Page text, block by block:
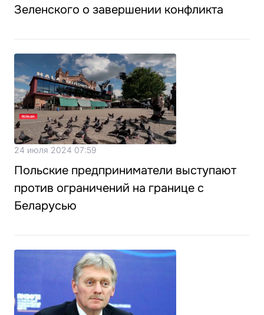
Зеленского о завершении конфликта
24 июля 2024 07:59
Польские предприниматели выступают
против ограничений на границе с
Беларусью